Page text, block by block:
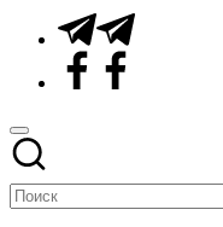
Telegram
Facebook